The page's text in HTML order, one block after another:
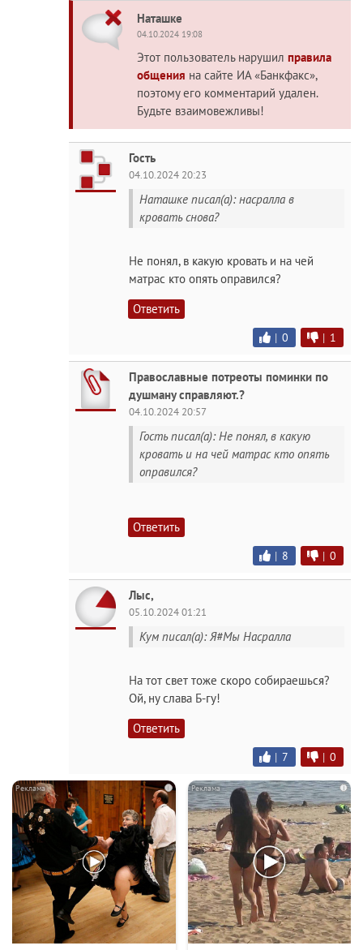
Наташке
04.10.2024 19:08
Этот пользователь нарушил правила
общения на сайте ИА «Банкфакс»,
поэтому его комментарий удален.
Будьте взаимовежливы!
Гость
04.10.2024 20:23
Наташке писал(а): насралла в
кровать снова?
Не понял, в какую кровать и на чей
матрас кто опять оправился?
Ответить
| 0 | 1
Православные потреоты поминки по
душману справляют.?
04.10.2024 20:57
Гость писал(а): Не понял, в какую
кровать и на чей матрас кто опять
оправился?
Ответить
| 8 | 0
Лыс,
05.10.2024 01:21
Кум писал(а): Я#Мы Насралла
На тот свет тоже скоро собираешься?
Ой, ну слава Б-гу!
Ответить
| 7 | 0
i i